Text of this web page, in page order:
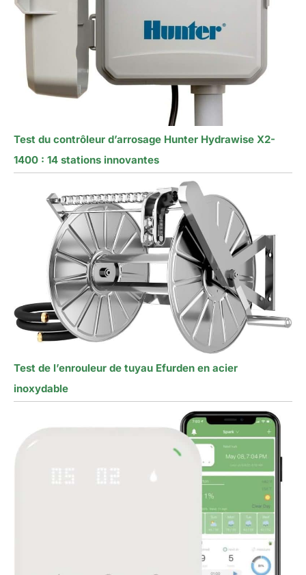
Test du contrôleur d’arrosage Hunter Hydrawise X2-
1400 : 14 stations innovantes
Test de l’enrouleur de tuyau Efurden en acier
inoxydable